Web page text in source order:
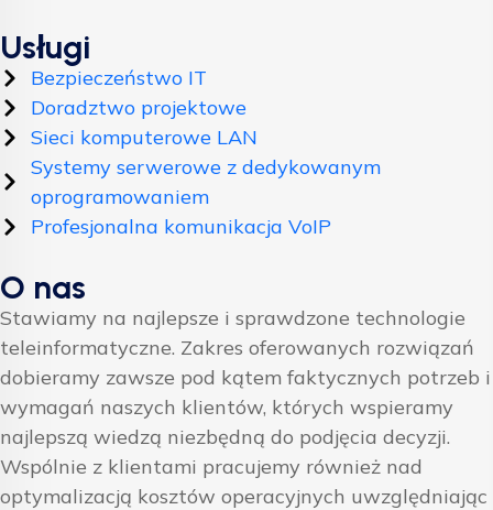
Usługi
Bezpieczeństwo IT
Doradztwo projektowe
Sieci komputerowe LAN
Systemy serwerowe z dedykowanym
oprogramowaniem
Profesjonalna komunikacja VoIP
O nas
Stawiamy na najlepsze i sprawdzone technologie
teleinformatyczne. Zakres oferowanych rozwiązań
dobieramy zawsze pod kątem faktycznych potrzeb i
wymagań naszych klientów, których wspieramy
najlepszą wiedzą niezbędną do podjęcia decyzji.
Wspólnie z klientami pracujemy również nad
optymalizacją kosztów operacyjnych uwzględniając